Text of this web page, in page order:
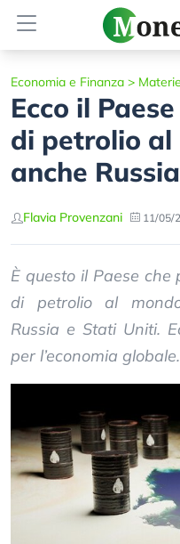
Economia e Finanza >
Ecco il
di petrolio al
anche
Flavia Provenzani 11/05/
È questo il Paese
di petrolio al
Russia e Stati Uniti.
per l’economia globale.